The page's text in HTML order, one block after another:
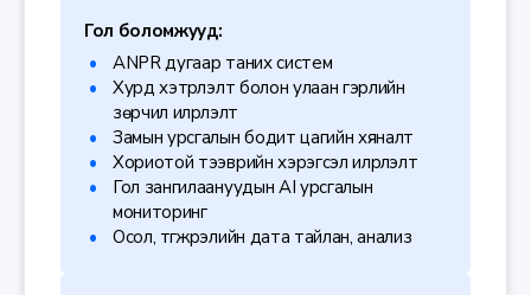
Гол боломжууд:
ANPR дугаар таних систем
Хурд хэтрүүлэлт болон улаан гэрлийн
зөрчил илрүүлэлт
Замын урсгалын бодит цагийн хяналт
Хориотой тээврийн хэрэгсэл илрүүлэлт
Гол зангилаануудын AI урсгалын
мониторинг
Осол, түгжрэлийн дата тайлан, анализ